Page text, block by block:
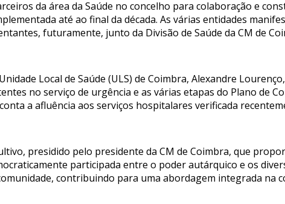
da área da Saúde no concelho para colaboração e
até ao final da década. As várias entidades
futuramente, junto da Divisão de Saúde da CM de
Local de Saúde (ULS) de Coimbra, Alexandre
no serviço de urgência e as várias etapas do Plano de
a afluência aos serviços hospitalares verificada
presidido pelo presidente da CM de Coimbra, que
participada entre o poder autárquico e os
contribuindo para uma abordagem integrada na